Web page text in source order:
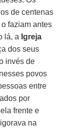
de centenas
faziam antes
lá, a Igreja
dos seus
invés de
povos
entre
por
frente e
na